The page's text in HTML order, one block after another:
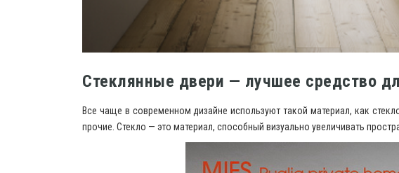
Стеклянные двери — лучшее средство
Все чаще в современном дизайне используют такой материал, как
прочие. Стекло — это материал, способный визуально увеличивать